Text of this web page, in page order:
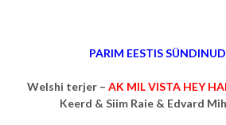
PARIM EESTIS
Welshi terjer – AK MIL VISTA HEY
Keerd & Siim Raie & Edvard